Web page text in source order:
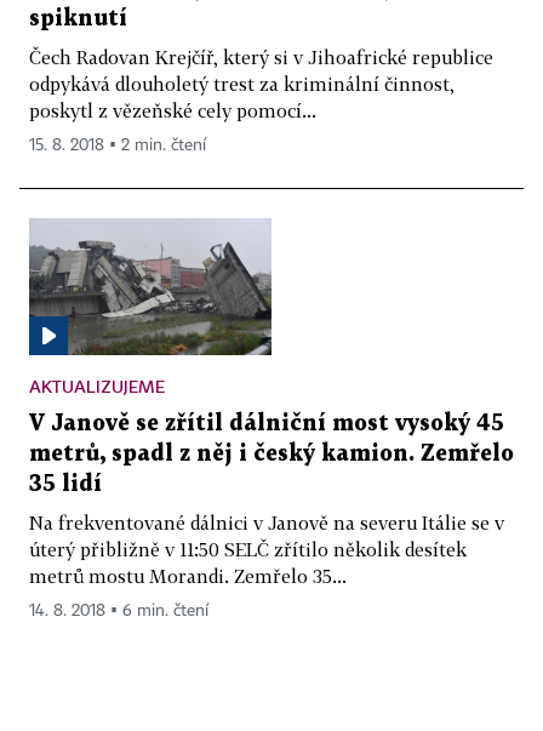
spiknutí
Čech Radovan Krejčíř, který si v Jihoafrické republice
odpykává dlouholetý trest za kriminální činnost,
poskytl z vězeňské cely pomocí...
15. 8. 2018 ▪ 2 min. čtení
AKTUALIZUJEME
V Janově se zřítil dálniční most vysoký 45
metrů, spadl z něj i český kamion. Zemřelo
35 lidí
Na frekventované dálnici v Janově na severu Itálie se v
úterý přibližně v 11:50 SELČ zřítilo několik desítek
metrů mostu Morandi. Zemřelo 35...
14. 8. 2018 ▪ 6 min. čtení